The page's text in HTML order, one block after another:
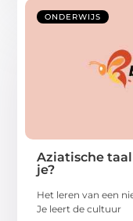
ONDERWIJS
Aziatische
je?
Het leren van een
Je leert de cultuur